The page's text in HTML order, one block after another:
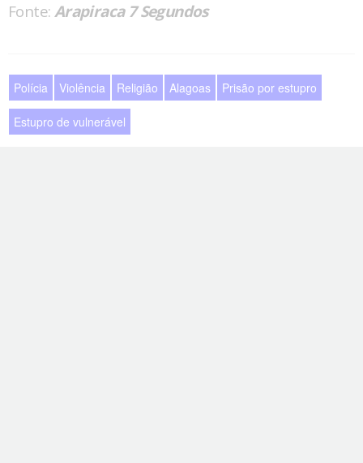
Fonte:Arapiraca 7 Segundos
Polícia Violência Religião Alagoas Prisão por estupro
Estupro de vulnerável